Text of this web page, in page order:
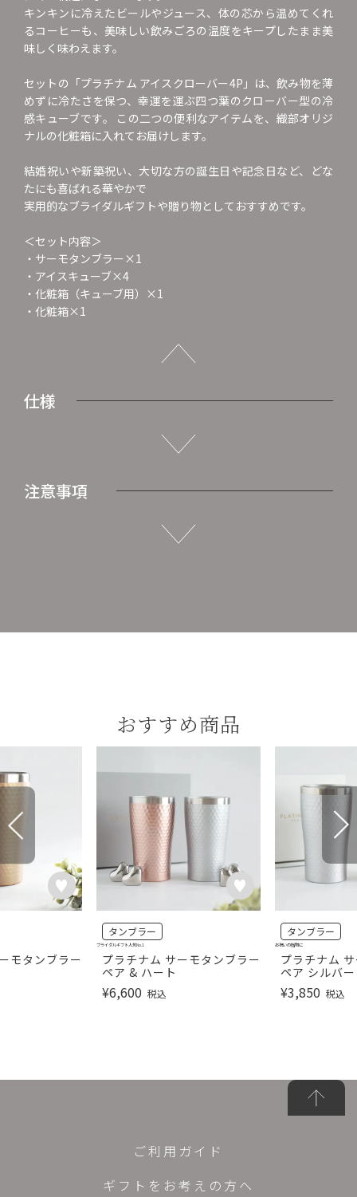
キンキンに冷えたビールやジュース、体の芯から温めてくれ
るコーヒーも、美味しい飲みごろの温度をキープしたまま美
味しく味わえます。
セットの「プラチナム アイスクローバー4P」は、飲み物を薄
めずに冷たさを保つ、幸運を運ぶ四つ葉のクローバー型の冷
感キューブです。 この二つの便利なアイテムを、織部オリジ
ナルの化粧箱に入れてお届けします。
結婚祝いや新築祝い、大切な方の誕生日や記念日など、どな
たにも喜ばれる華やかで
実用的なブライダルギフトや贈り物としておすすめです。
＜セット内容＞
・サーモタンブラー×1
・アイスキューブ×4
・化粧箱（キューブ用）×1
・化粧箱×1
仕様
注意事項
おすすめ商品
モタンブラー
プラチナム サーモタンブラー
ペア & ハート
タンブラー
¥6,600 税込
ブライダルギフト人気No.1
プラチナム
ペア シルバ
タンブラー
¥3,850 税込
お祝いの贈物に
ご利用ガイド
ギフトをお考えの方へ